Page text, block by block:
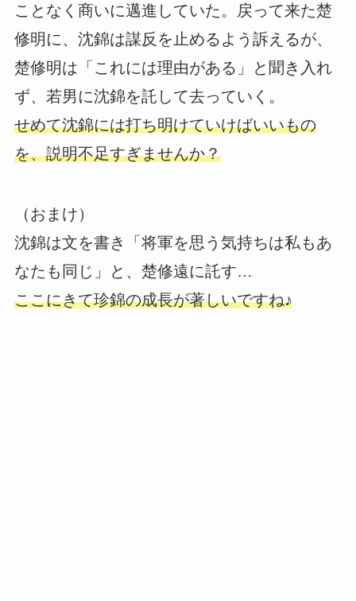
ことなく商いに邁進していた。戻って来た楚
修明に、沈錦は謀反を止めるよう訴えるが、
楚修明は「これには理由がある」と聞き入れ
ず、若男に沈錦を託して去っていく。
せめて沈錦には打ち明けていけばいいもの
を、説明不足すぎませんか？
（おまけ）
沈錦は文を書き「将軍を思う気持ちは私もあ
なたも同じ」と、楚修遠に託す…
ここにきて珍錦の成長が著しいですね♪